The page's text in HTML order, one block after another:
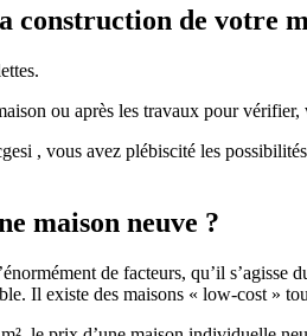
construction de votre
ou après les travaux pour
, vous avez plébiscité les
maison neuve ?
de facteurs, qu’il
Il existe des maisons « low-cost »